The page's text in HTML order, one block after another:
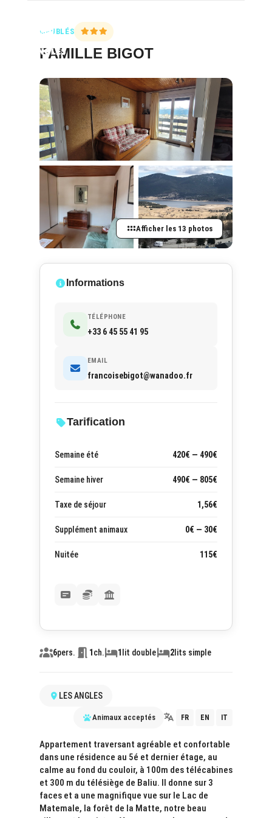
MEUBLÉS
FAMILLE BIGOT
Afficher les 13 photos
6pers. 1ch. 1 lit double 2lits simple
LES ANGLES
Animaux acceptés FR EN IT
Appartement traversant agréable et confortable
dans une résidence au 5é et dernier étage, au
calme au fond du couloir, à 100m des télécabines
et 300 m du télésiège de Baliu. ll donne sur 3
faces et a une magnifique vue sur le Lac de
Matemale, la forêt de la Matte, notre beau
Informations
TÉLÉPHONE
+33 6 45 55 41 95
EMAIL
francoisebigot@wanadoo.fr
Tarification
Semaine été 420€ — 490€
Semaine hiver 490€ — 805€
Taxe de séjour 1,56€
Supplément animaux 0€ — 30€
Nuitée 115€